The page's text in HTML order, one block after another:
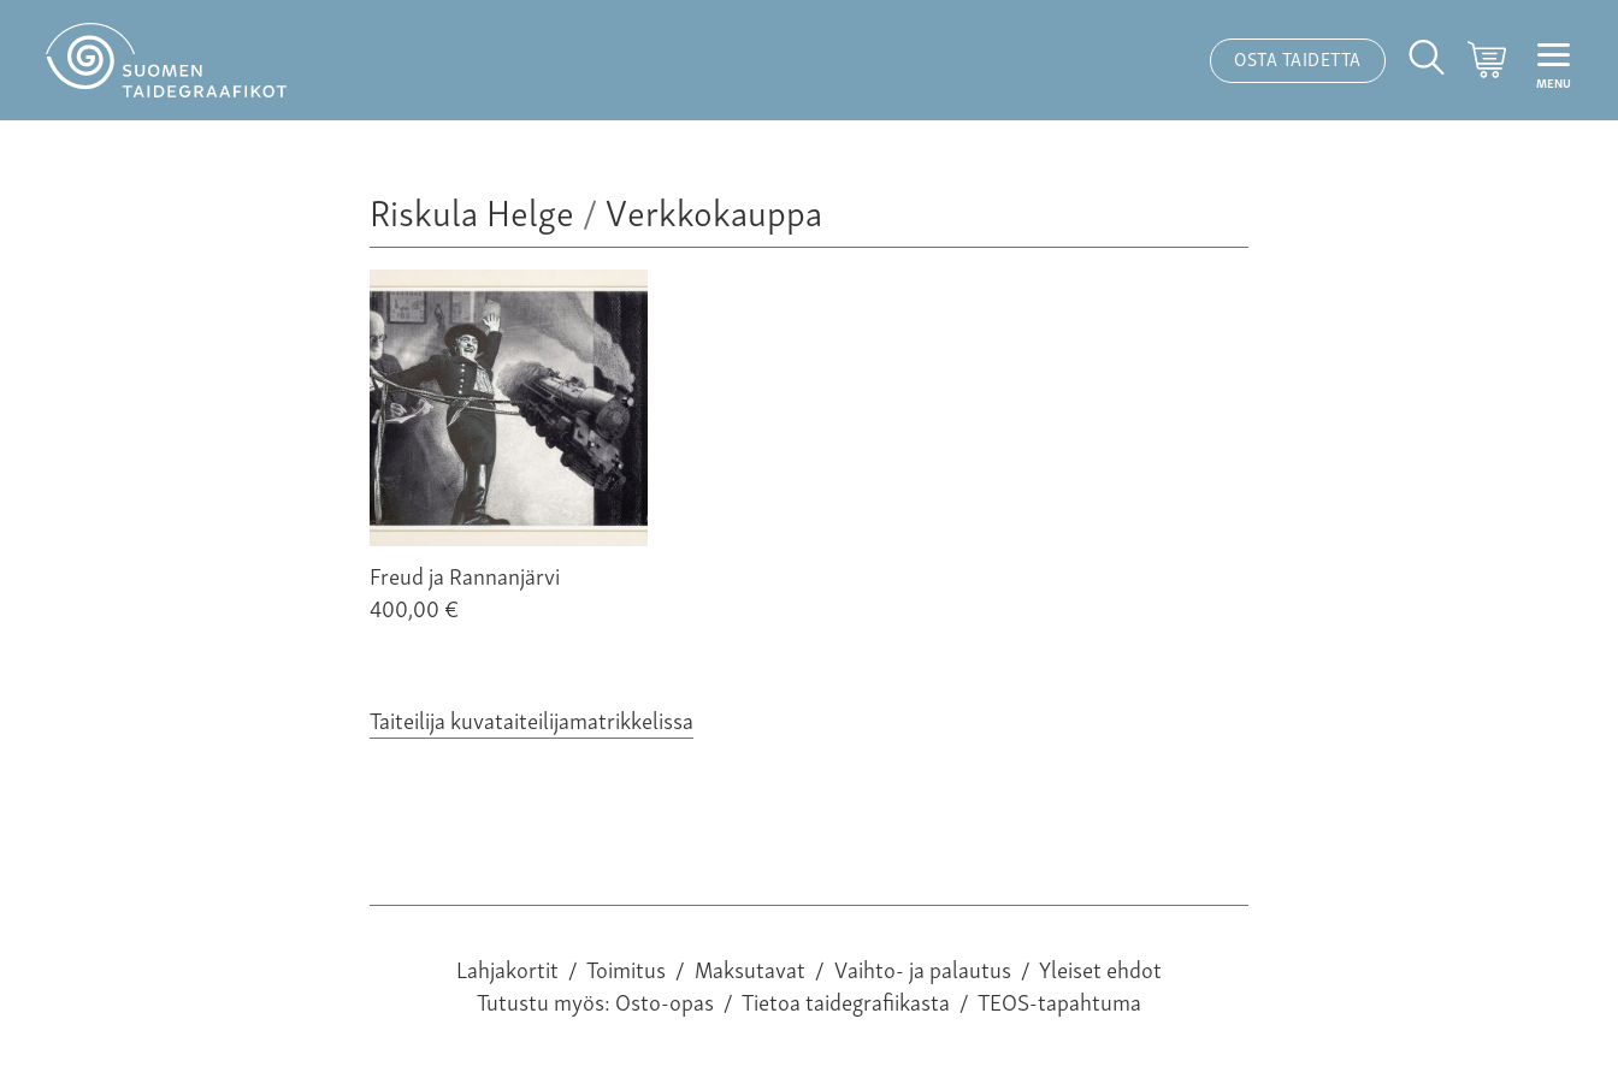
OSTA TAIDETTA
Hakutoiminto
Ostoskori
MENU
Riskula Helge /Verkkokauppa
Freud ja Rannanjärvi
400,00 €
Taiteilija kuvataiteilijamatrikkelissa
Lahjakortit / Toimitus / Maksutavat / Vaihto- ja palautus / Yleiset ehdot
Tutustu myös:Osto-opas / Tietoa taidegrafiikasta / TEOS-tapahtuma